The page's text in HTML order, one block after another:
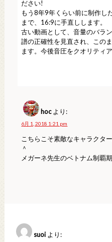
ださい!
もう8年9年くらい前に制作し
まで、16:9に手直しします。
古い動画として、音量のバラ
譜の正確性を見直され、この
ます。今後音圧をクオリティ
hoc より:
6月 1, 2018 1:21 pm
こちらこそ素敵なキャラクタ
＾
メガーネ先生のベトナム制覇
suoi より: